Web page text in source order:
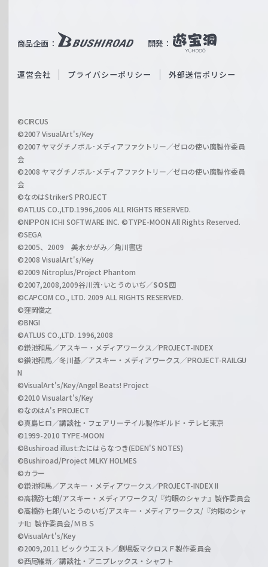
ß
c
a
r
z
商品企画： 開発：
b
O
i
l
h
a
n
l
運営会社 プライバシーポリシー 外部送信ポリシー
©CIRCUS
©2007 VisualArt's/Key
©2007 ヤマグチノボル･メディアファクトリー／ゼロの使い魔製作委員
会
©2008 ヤマグチノボル･メディアファクトリー／ゼロの使い魔製作委員
会
©なのはStrikerS PROJECT
©ATLUS CO.,LTD.1996,2006 ALL RIGHTS RESERVED.
©NIPPON ICHI SOFTWARE INC. ©TYPE-MOON All Rights Reserved.
©SEGA
©2005、2009 美水かがみ／角川書店
©2008 VisualArt's/Key
©2009 Nitroplus/Project Phantom
©2007,2008,2009谷川流･いとうのいぢ／SOS団
©CAPCOM CO., LTD. 2009 ALL RIGHTS RESERVED.
©窪岡俊之
©BNGI
©ATLUS CO.,LTD. 1996,2008
©鎌池和馬／アスキー・メディアワークス／PROJECT-INDEX
©鎌池和馬／冬川基／アスキー・メディアワークス／PROJECT-RAILGU
N
©VisualArt's/Key/Angel Beats! Project
©2010 Visualart's/Key
©なのはA's PROJECT
©真島ヒロ／講談社・フェアリーテイル製作ギルド・テレビ東京
©1999-2010 TYPE-MOON
©Bushiroad illust:たにはらなつき(EDEN'S NOTES)
©Bushiroad/Project MILKY HOLMES
©カラー
©鎌池和馬／アスキー・メディアワークス／PROJECT-INDEX II
©高橋弥七郎/アスキー・メディアワークス/『灼眼のシャナ』製作委員会
©高橋弥七郎/いとうのいぢ/アスキー・メディアワークス/『灼眼のシャ
ナII』製作委員会/ＭＢＳ
©VisualArt's/Key
©2009,2011 ビックウエスト／劇場版マクロスＦ製作委員会
©西尾維新／講談社・アニプレックス・シャフト